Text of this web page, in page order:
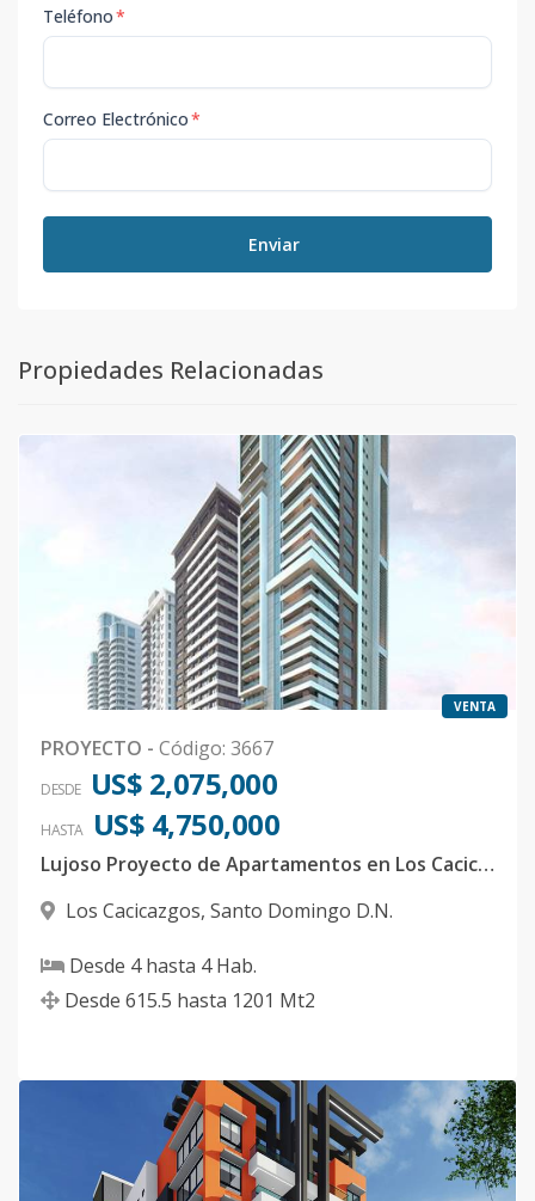
Teléfono*
Correo Electrónico*
Enviar
Propiedades Relacionadas
VENTA
PROYECTO - Código: 3667
DESDE US$ 2,075,000
HASTA US$ 4,750,000
Lujoso Proyecto de Apartamentos en Los Cacicazgos
Los Cacicazgos, Santo Domingo D.N.
Desde 4 hasta 4Hab.
Desde 615.5 hasta 1201 Mt2